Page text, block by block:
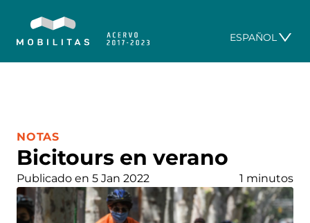
ESPAÑOL
Bicitours en verano
CATEGORÍA:
NOTAS
Publicado en 5 Jan 2022 1 minutos